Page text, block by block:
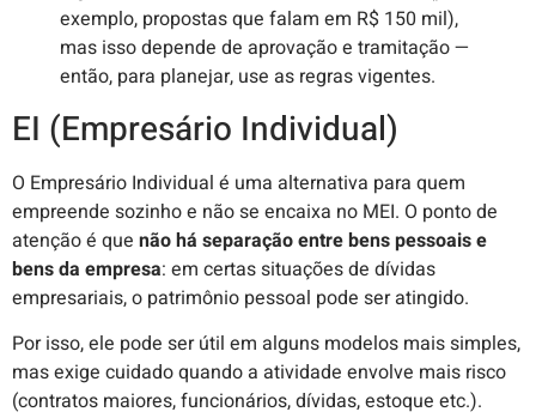
exemplo, propostas que falam em R$ 150 mil),
mas isso depende de aprovação e tramitação —
então, para planejar, use as regras vigentes.
EI (Empresário Individual)
O Empresário Individual é uma alternativa para quem
empreende sozinho e não se encaixa no MEI. O ponto de
atenção é que não há separação entre bens pessoais e
bens da empresa: em certas situações de dívidas
empresariais, o patrimônio pessoal pode ser atingido.
Por isso, ele pode ser útil em alguns modelos mais simples,
mas exige cuidado quando a atividade envolve mais risco
(contratos maiores, funcionários, dívidas, estoque etc.).